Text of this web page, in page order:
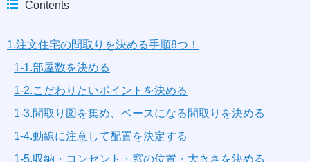
Contents
1.注文住宅の間取りを決める手順8つ！
1-1.部屋数を決める
1-2.こだわりたいポイントを決める
1-3.間取り図を集め、ベースになる間取りを決める
1-4.動線に注意して配置を決定する
1-5.収納・コンセント・窓の位置・大きさを決める